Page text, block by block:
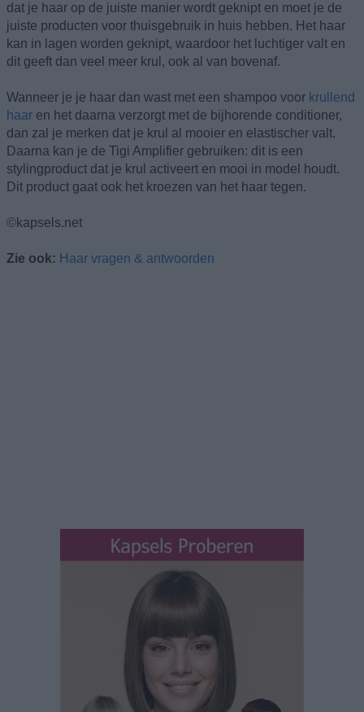
dat je haar op de juiste manier wordt geknipt en moet je de
juiste producten voor thuisgebruik in huis hebben. Het haar
kan in lagen worden geknipt, waardoor het luchtiger valt en
dit geeft dan veel meer krul, ook al van bovenaf.
Wanneer je je haar dan wast met een shampoo voor krullend
haar en het daarna verzorgt met de bijhorende conditioner,
dan zal je merken dat je krul al mooier en elastischer valt.
Daarna kan je de Tigi Amplifier gebruiken: dit is een
stylingproduct dat je krul activeert en mooi in model houdt.
Dit product gaat ook het kroezen van het haar tegen.
©kapsels.net
Zie ook: Haar vragen & antwoorden